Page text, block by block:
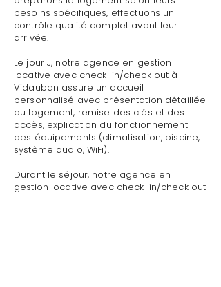
besoins spécifiques, effectuons un
contrôle qualité complet avant leur
arrivée.
Le jour J, notre agence en gestion
locative avec check-in/check out à
Vidauban assure un accueil
personnalisé avec présentation détaillée
du logement, remise des clés et des
accès, explication du fonctionnement
des équipements (climatisation, piscine,
système audio, WiFi).
Durant le séjour, notre agence en
gestion locative avec check-in/check out